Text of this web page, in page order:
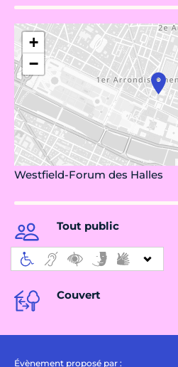
+
−
Westfield-Forum des Halles
Tout public
Couvert
Évènement proposé par :